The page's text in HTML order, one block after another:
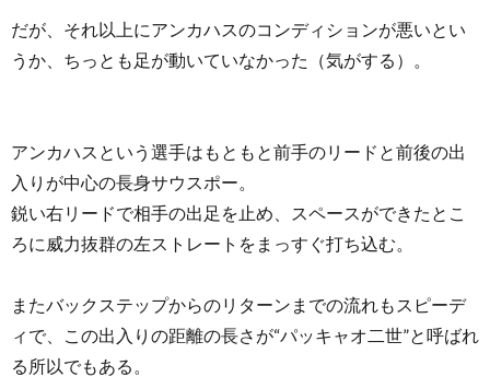
だが、それ以上にアンカハスのコンディションが悪いとい
うか、ちっとも足が動いていなかった（気がする）。
アンカハスという選手はもともと前手のリードと前後の出
入りが中心の長身サウスポー。
鋭い右リードで相手の出足を止め、スペースができたとこ
ろに威力抜群の左ストレートをまっすぐ打ち込む。
またバックステップからのリターンまでの流れもスピーデ
ィで、この出入りの距離の長さが“パッキャオ二世”と呼ばれ
る所以でもある。